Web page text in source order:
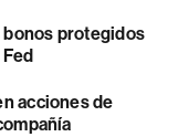
bonos protegidos
acciones de